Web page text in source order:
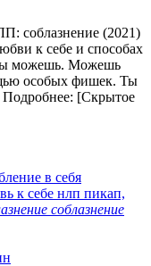
соблазнение (2021)
к себе и способах
можешь. Можешь
особых фишек. Ты
[Скрытое
в себя
к себе нлп пикап,
соблазнение